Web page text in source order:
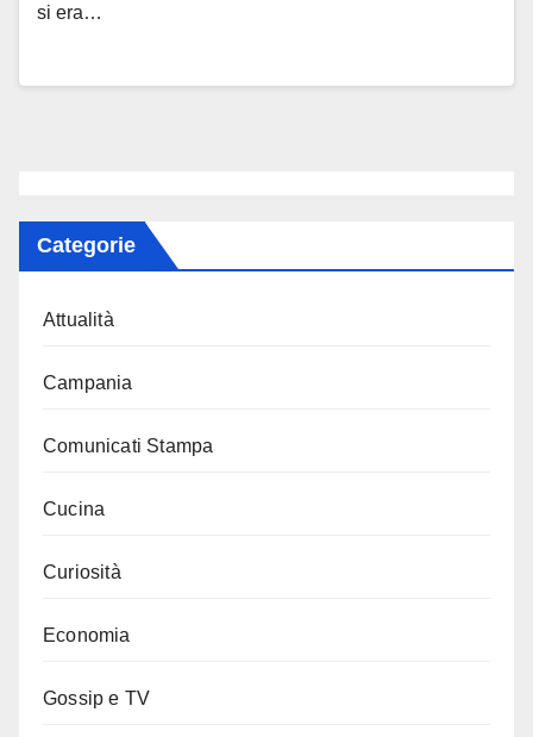
si era…
Categorie
Attualità
Campania
Comunicati Stampa
Cucina
Curiosità
Economia
Gossip e TV